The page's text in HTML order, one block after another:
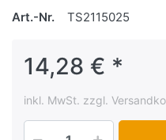
Art.-Nr. TS2115025
14,28 € *
inkl. MwSt. zzgl.